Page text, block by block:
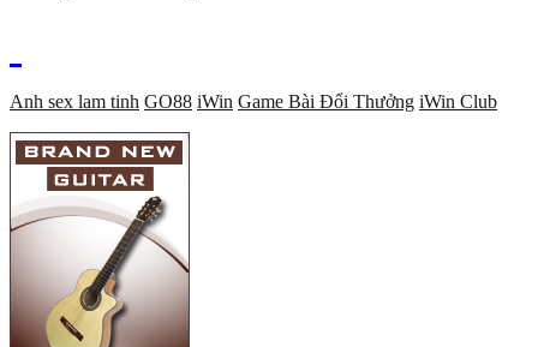
Anh sex lam tinh GO88 iWin Game Bài Đổi Thưởng iWin Club